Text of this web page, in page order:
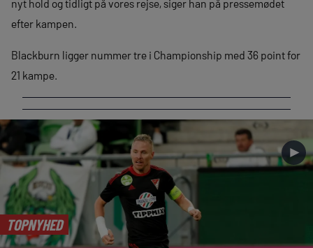
nyt hold og tidligt på vores rejse, siger han på pressemødet
efter kampen.
Blackburn ligger nummer tre i Championship med 36 point for
21 kampe.
TOPNYHED
►